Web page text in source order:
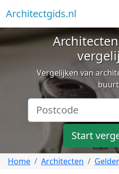
Architectgids.nl
Vergelijken van
Start
Home Architecten